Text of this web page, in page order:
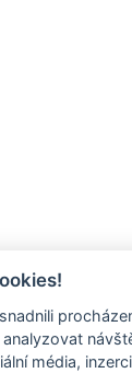
a výpadky
média,